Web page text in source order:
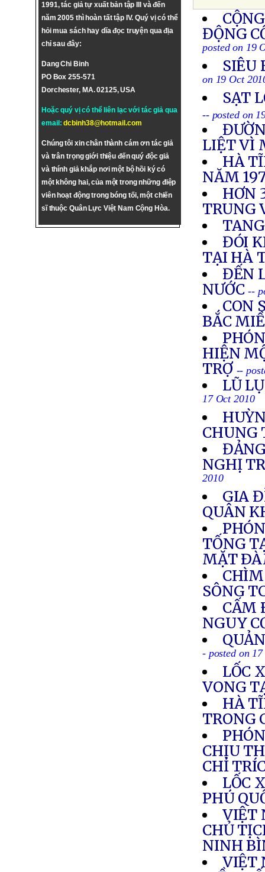
1991, tác giả tự xuất bản tập III và đến
năm 2005 thì hoàn tất tập IV. Quý vị có thể
hỏi mua sách hay dĩa đọc truyện qua địa
chỉ sau đây:
Dang Chi Binh
PO Box 255-571
Dorchester, MA. 02125, USA
Hoặc quý vị có thể liên lạc với tác giả qua
email:dcbinh38@hotmail.com
Chúng tôi xin chân thành cám ơn tác giả
và trân trọng giới thiệu đến quý độc giả
và thính giả khắp nơi một bộ hồi ký có
một không hai, của một trong những điệp
viên hoạt động trong bóng tối, một chiến
sĩ thuộc Quân Lực Việt Nam Cộng Hòa.
ĐỘNG
posted on 19
SIÊU
on 19 Oct
SẠT
-- posted on
LIỆT VÌ
HÀ
NĂM
HƠN
TRUNG
ĐÓI
TẠI HÀ
ĐẾN
NƯỚC --
CON
BẮC
HIỆN
TRỢ --
LŨ
17 Oct 2010
CHUNG
NGHỊ
2010
GIA
QUÂN
TỐNG
MẶT
SÔNG
CẤM
NGUY
- posted on
LỐC
VONG
HÀ
TRONG
CHỊU
CHỈ
LỐC
PHÚ
VIỆT
CHỦ
NINH
VIỆT